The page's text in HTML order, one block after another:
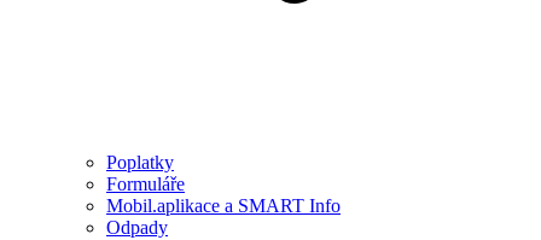
Poplatky
Formuláře
Mobil.aplikace a SMART Info
Odpady